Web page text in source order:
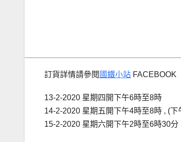
訂貨詳情請參閱 國鐵小站 FACEBOOK
13-2-2020 星期四開下午6時至8時
14-2-2020 星期五開下午4時至8時 , (
15-2-2020 星期六開下午2時至6時30分